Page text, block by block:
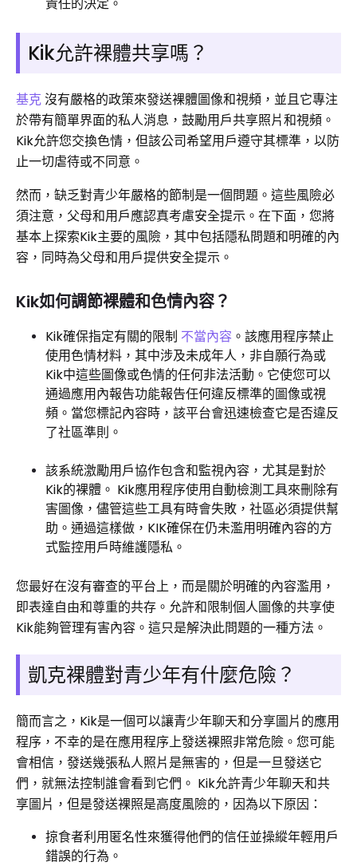
Kik允許裸體共享嗎？
基克沒有嚴格的政策來發送裸體圖像和視頻，並且它專注
於帶有簡單界面的私人消息，鼓勵用戶共享照片和視頻。
Kik允許您交換色情，但該公司希望用戶遵守其標準，以防
止一切虐待或不同意。
然而，缺乏對青少年嚴格的節制是一個問題。這些風險必
須注意，父母和用戶應認真考慮安全提示。在下面，您將
基本上探索Kik主要的風險，其中包括隱私問題和明確的內
容，同時為父母和用戶提供安全提示。
Kik如何調節裸體和色情內容？
Kik確保指定有關的限制 不當內容 。該應用程序禁止
使用色情材料，其中涉及未成年人，非自願行為或
Kik中這些圖像或色情的任何非法活動。它使您可以
通過應用內報告功能報告任何違反標準的圖像或視
頻。當您標記內容時，該平台會迅速檢查它是否違反
了社區準則。
該系統激勵用戶協作包含和監視內容，尤其是對於
Kik的裸體。 Kik應用程序使用自動檢測工具來刪除有
害圖像，儘管這些工具有時會失敗，社區必須提供幫
助。通過這樣做，KIK確保在仍未濫用明確內容的方
式監控用戶時維護隱私。
您最好在沒有審查的平台上，而是關於明確的內容濫用，
即表達自由和尊重的共存。允許和限制個人圖像的共享使
Kik能夠管理有害內容。這只是解決此問題的一種方法。
凱克裸體對青少年有什麼危險？
簡而言之，Kik是一個可以讓青少年聊天和分享圖片的應用
程序，不幸的是在應用程序上發送裸照非常危險。您可能
會相信，發送幾張私人照片是無害的，但是一旦發送它
們，就無法控制誰會看到它們。 Kik允許青少年聊天和共
享圖片，但是發送裸照是高度風險的，因為以下原因：
掠食者利用匿名性來獲得他們的信任並操縱年輕用戶
錯誤的行為。